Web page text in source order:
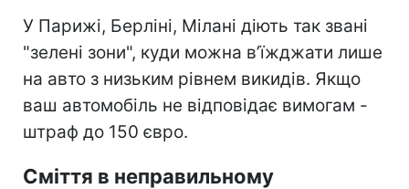
У Парижі, Берліні, Мілані діють так звані
"зелені зони", куди можна в’їжджати лише
на авто з низьким рівнем викидів. Якщо
ваш автомобіль не відповідає вимогам -
штраф до 150 євро.
Сміття в неправильному